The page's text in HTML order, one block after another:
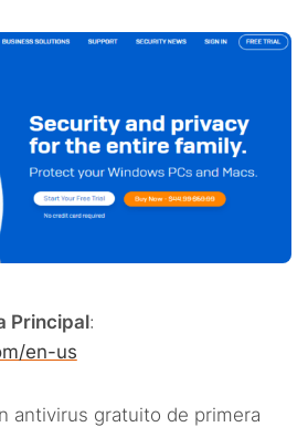
Principal:
en-us
antivirus gratuito de primera